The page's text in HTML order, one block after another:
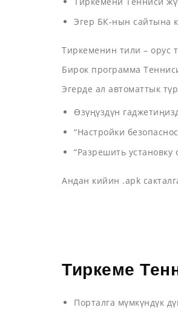
Эгер БК-нын сайтына
Тиркеменин тили – орус
Бирок программа
Эгерде ал автоматтык
Өзүңүздүн
“Настройки
“Разрешить
Андан кийин .apk
Тиркеме
Порталга мүмкүндүк